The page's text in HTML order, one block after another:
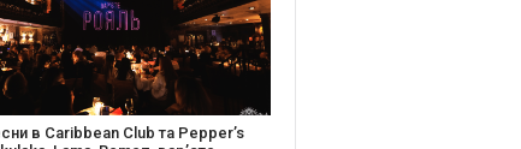
фільм “Будинок “Слово”